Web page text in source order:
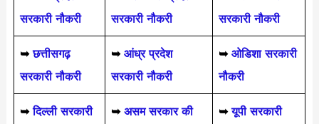
सरकारी नौकरी
सरकारी नौकरी
सरकारी नौकरी
➥ छत्तीसगढ़
सरकारी नौकरी
➥ आंध्र प्रदेश
सरकारी नौकरी
➥ ओडिशा सरकारी
नौकरी
➥ दिल्ली सरकारी
➥ असम सरकार की
➥ यूपी सरकारी